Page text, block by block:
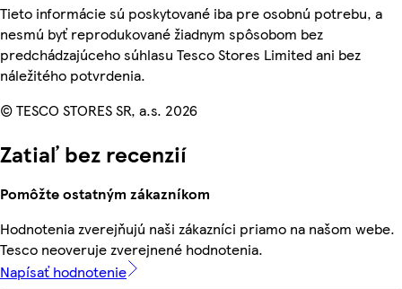
Tieto informácie sú poskytované iba pre osobnú potrebu, a
nesmú byť reprodukované žiadnym spôsobom bez
predchádzajúceho súhlasu Tesco Stores Limited ani bez
náležitého potvrdenia.
© TESCO STORES SR, a.s. 2026
Zatiaľ bez recenzií
Pomôžte ostatným zákazníkom
Hodnotenia zverejňujú naši zákazníci priamo na našom webe.
Tesco neoveruje zverejnené hodnotenia.
Napísať hodnotenie